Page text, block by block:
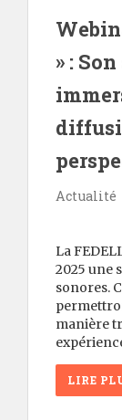
» :
Actualité
La
2025 une
sonores.
manière
LIRE